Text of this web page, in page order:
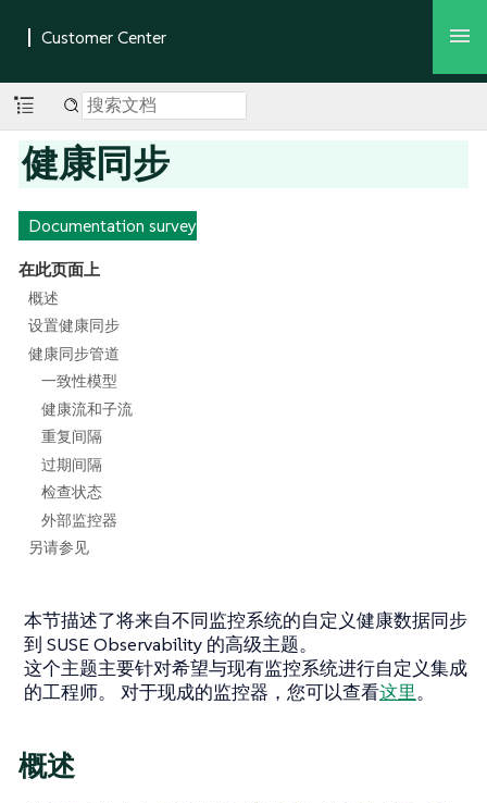
健康同步
Documentation survey
在此页面上
概述
设置健康同步
健康同步管道
一致性模型
健康流和子流
重复间隔
过期间隔
检查状态
外部监控器
另请参见
本节描述了将来自不同监控系统的自定义健康数据同步
到 SUSE Observability 的高级主题。
这个主题主要针对希望与现有监控系统进行自定义集成
的工程师。 对于现成的监控器，您可以查看这里。
概述